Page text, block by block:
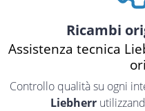
Ricambi
Assistenza tecnica
Controllo qualità su ogni
Liebherr